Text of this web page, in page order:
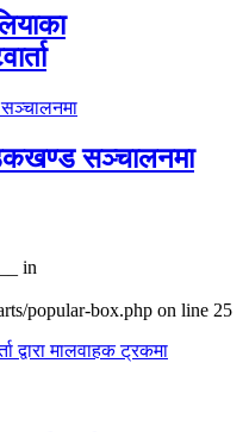
सञ्चालनमा
in
popular-box.php on line 25